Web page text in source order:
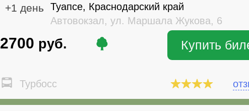
+1 день
Туапсе, Краснодарский край
Автовокзал, ул. Маршала Жукова, 6
2700 руб. Купить
Турбосс